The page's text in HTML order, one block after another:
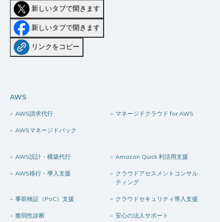
新しいタブで開きます
新しいタブで開きます
リンクをコピー
AWS
AWS請求代行 マネージドクラウド for AWS
AWSマネージドパック
AWS設計・構築代行 Amazon Quick 利活用支援
AWS移行・導入支援
クラウドアセスメントコンサル
ティング
事前検証（PoC）支援 クラウドセキュリティ導入支援
脆弱性診断 安心の法人サポート